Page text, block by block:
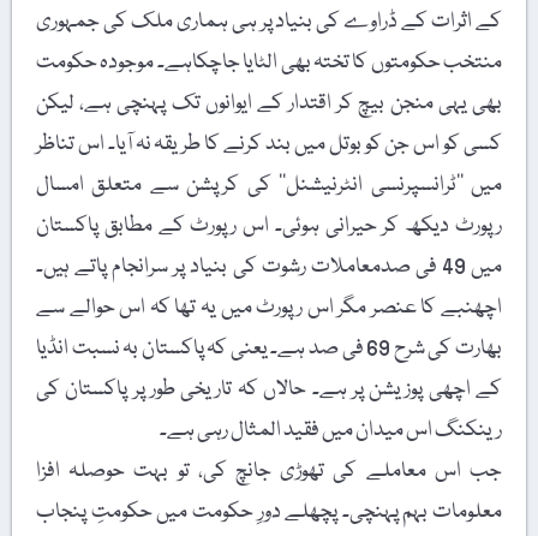
کے اثرات کے ڈراوے کی بنیاد پر ہی ہماری ملک کی جمہوری
منتخب حکومتوں کا تختہ بھی الٹایا جاچکاہے۔ موجودہ حکومت
بھی یہی منجن بیچ کر اقتدار کے ایوانوں تک پہنچی ہے، لیکن
کسی کو اس جن کو بوتل میں بند کرنے کا طریقہ نہ آیا۔ اس تناظر
میں ’’ٹرانسپرنسی انٹرنیشنل‘‘ کی کرپشن سے متعلق امسال
رپورٹ دیکھ کر حیرانی ہوئی۔ اس رپورٹ کے مطابق پاکستان
میں 49 فی صدمعاملات رشوت کی بنیاد پر سرانجام پاتے ہیں۔
اچھنبے کا عنصر مگر اس رپورٹ میں یہ تھا کہ اس حوالے سے
بھارت کی شرح 69 فی صد ہے۔ یعنی کہ پاکستان بہ نسبت انڈیا
کے اچھی پوزیشن پر ہے۔ حالاں کہ تاریخی طور پر پاکستان کی
رینکنگ اس میدان میں فقید المثال رہی ہے۔
جب اس معاملے کی تھوڑی جانچ کی، تو بہت حوصلہ افزا
معلومات بہم پہنچی۔ پچھلے دورِ حکومت میں حکومتِ پنجاب